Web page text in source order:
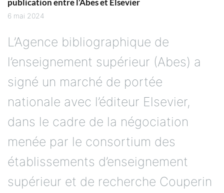
publication entre l’Abes et Elsevier
6 mai 2024
L’Agence bibliographique de
l’enseignement supérieur (Abes) a
signé un marché de portée
nationale avec l’éditeur Elsevier,
dans le cadre de la négociation
menée par le consortium des
établissements d’enseignement
supérieur et de recherche Couperin